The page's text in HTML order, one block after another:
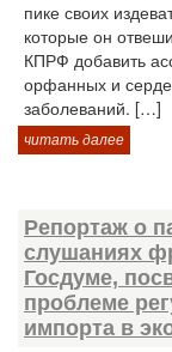
пике своих
которые он
КПРФ добавить
орфанных и
заболеваний. […]
читать далее
Репортаж о
слушаниях
Госдуме,
проблеме
импорта в